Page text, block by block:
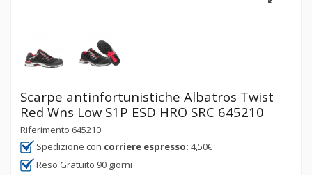
Scarpe antinfortunistiche Albatros Twist
Red Wns Low S1P ESD HRO SRC 645210
Riferimento 645210
Spedizione con corriere espresso: 4,50€
Reso Gratuito 90 giorni